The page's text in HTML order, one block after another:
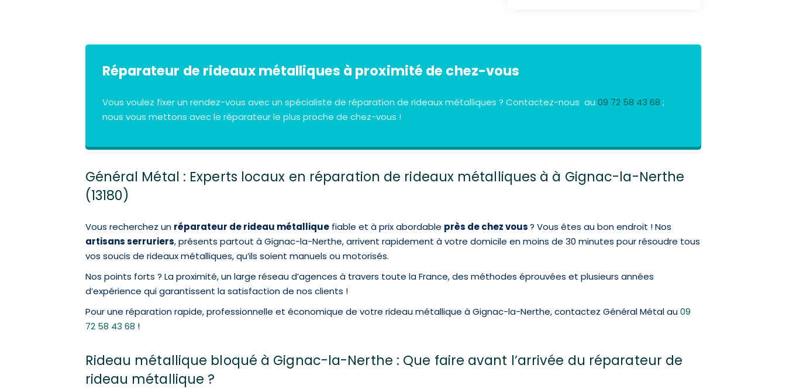
Réparateur de rideaux métalliques à proximité de chez-vous
Vous voulez fixer un rendez-vous avec un spécialiste de réparation de rideaux métalliques ? Contactez-nous au 09 72 58 43 68 ;
nous vous mettons avec le réparateur le plus proche de chez-vous !
Général Métal : Experts locaux en réparation de rideaux métalliques à à Gignac-la-Nerthe
(13180)
Vous recherchez un réparateur de rideau métalliquefiable et à prix abordable près de chez vous? Vous êtes au bon endroit ! Nos
artisans serruriers, présents partout à Gignac-la-Nerthe, arrivent rapidement à votre domicile en moins de 30 minutes pour résoudre tous
vos soucis de rideaux métalliques, qu’ils soient manuels ou motorisés.
Nos points forts ? La proximité, un large réseau d’agences à travers toute la France, des méthodes éprouvées et plusieurs années
d’expérience qui garantissent la satisfaction de nos clients !
Pour une réparation rapide, professionnelle et économique de votre rideau métallique à Gignac-la-Nerthe, contactez Général Métal au09
72 58 43 68 !
Rideau métallique bloqué à Gignac-la-Nerthe : Que faire avant l’arrivée du réparateur de
rideau métallique ?